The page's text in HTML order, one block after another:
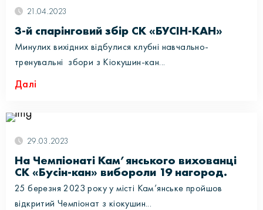
21.04.2023
3-й спарінговий збір СК «БУСІН-КАН»
Минулих вихідних відбулися клубні навчально-
тренувальні збори з Кіокушин-кан...
Далі
29.03.2023
На Чемпіонаті Кам’янського вихованці
СК «Бусін-кан» вибороли 19 нагород.
25 березня 2023 року у місті Кам’янське пройшов
відкритий Чемпіонат з кіокушин...